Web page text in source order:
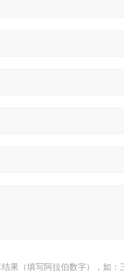
果（填写阿拉伯数字），如：